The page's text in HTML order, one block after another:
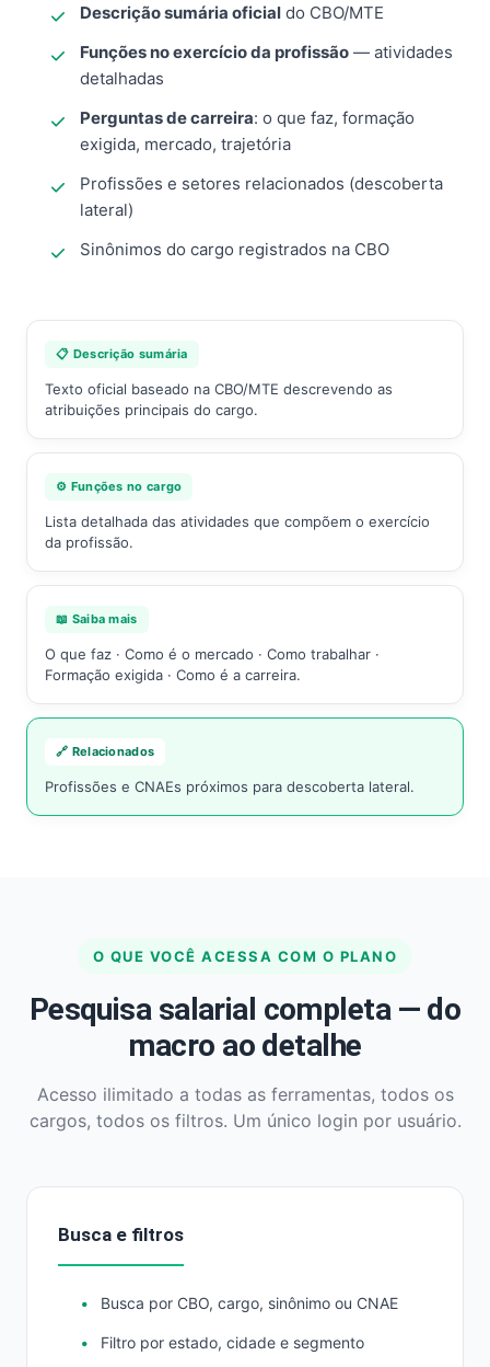
Descrição sumária oficial do CBO/MTE
Funções no exercício da profissão — atividades
detalhadas
Perguntas de carreira: o que faz, formação
exigida, mercado, trajetória
Profissões e setores relacionados (descoberta
lateral)
Sinônimos do cargo registrados na CBO
📋 Descrição sumária
Texto oficial baseado na CBO/MTE descrevendo as
atribuições principais do cargo.
⚙️ Funções no cargo
Lista detalhada das atividades que compõem o exercício
da profissão.
📖 Saiba mais
O que faz · Como é o mercado · Como trabalhar ·
Formação exigida · Como é a carreira.
🔗 Relacionados
Profissões e CNAEs próximos para descoberta lateral.
O QUE VOCÊ ACESSA COM O PLANO
Pesquisa salarial completa — do
macro ao detalhe
Acesso ilimitado a todas as ferramentas, todos os
cargos, todos os filtros. Um único login por usuário.
Busca e filtros
Busca por CBO, cargo, sinônimo ou CNAE
Filtro por estado, cidade e segmento